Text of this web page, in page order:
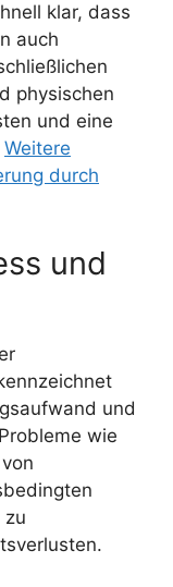
klar, dass
auch
physischen
und eine
Weitere
durch
und
und
wie
zu